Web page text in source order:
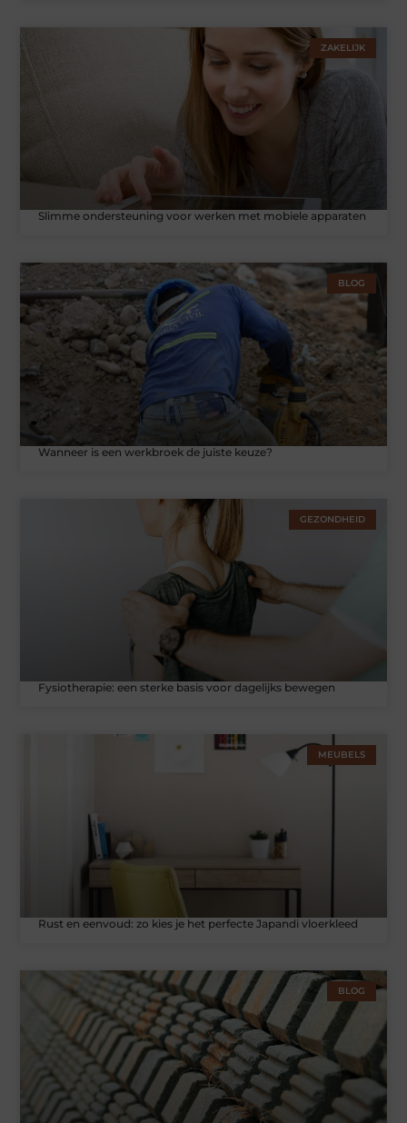
ZAKELIJK
Slimme ondersteuning voor werken met mobiele apparaten
BLOG
Wanneer is een werkbroek de juiste keuze?
GEZONDHEID
Fysiotherapie: een sterke basis voor dagelijks bewegen
MEUBELS
Rust en eenvoud: zo kies je het perfecte Japandi vloerkleed
BLOG